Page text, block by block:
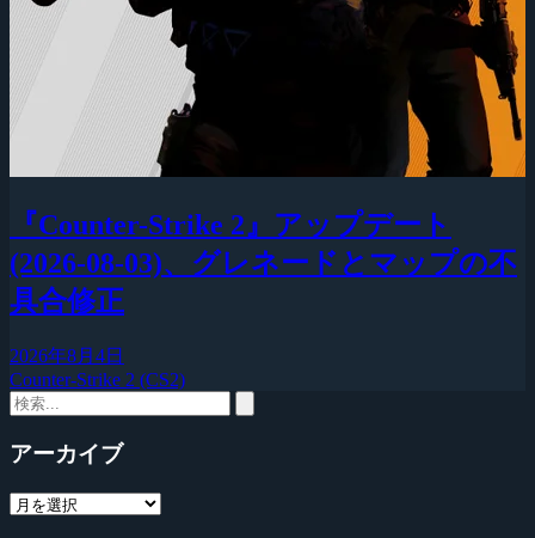
『Counter-Strike 2』アップデート
(2026-08-03)、グレネードとマップの不
具合修正
2026年8月4日
Counter-Strike 2 (CS2)
アーカイブ